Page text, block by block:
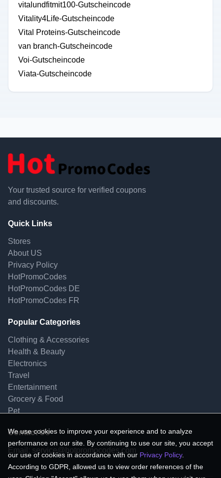
vitalundfitmit100-Gutscheincode
Vitality4Life-Gutscheincode
Vital Proteins-Gutscheincode
van branch-Gutscheincode
Voi-Gutscheincode
Viata-Gutscheincode
Your trusted source for verified coupons
and discounts.
Quick Links
Stores
About US
Privacy Policy
HotPromoCodes
HotPromoCodes DE
HotPromoCodes FR
Popular Categories
Clothing & Accessories
Health & Beauty
Electronics
Travel
Entertainment
Grocery & Food
Pet
Contact Us
Email: service@hotpromocodes.com
We use cookies to improve your experience and to analyze
performance on our site. By continuing to use our site, you accept
our use of cookies in accordance with our Privacy Policy.
According to GDPR, allowed us to view order references of the